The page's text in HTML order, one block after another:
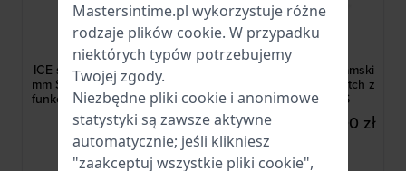
Ice-Watch
024547
ICE smart junior 3.0 FM 35
mm Smartwatch dla dzieci z
funkcją geolokalizacji Apple
Find My
454,00 zł
● Dostępny
Garmin
010-02891-01
Lily 2 Active 38 mm Damski
multisportowy smartwatch z
wbudowanym GPS
1 664,00 zł 1 330,00 zł
● Dostępny
Mastersintime.pl wykorzystuje różne
rodzaje plików cookie. W przypadku
niektórych typów potrzebujemy
Twojej zgody.
Niezbędne pliki cookie i anonimowe
statystyki są zawsze aktywne
automatycznie; jeśli klikniesz
"zaakceptuj wszystkie pliki cookie",